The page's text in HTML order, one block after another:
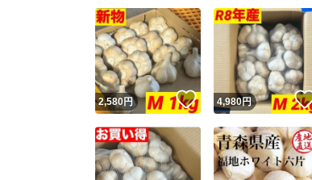
2,580円 いいね！
4,980円